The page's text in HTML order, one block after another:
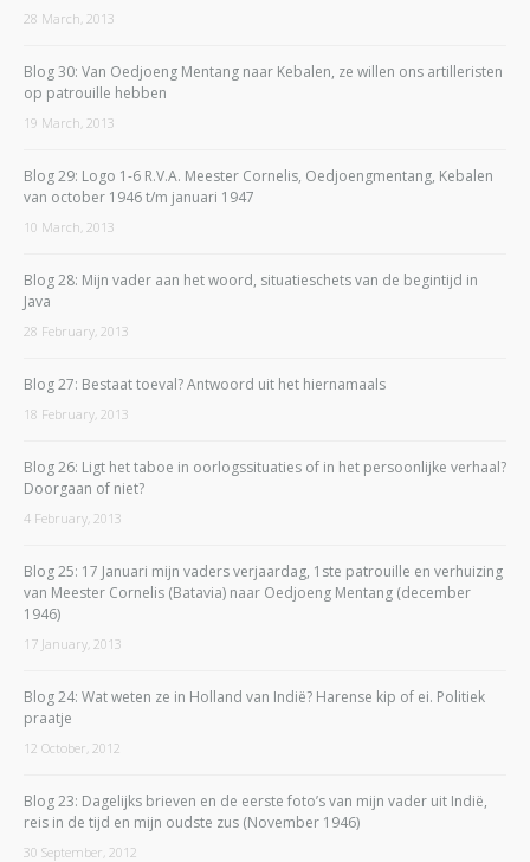
28 March, 2013
Blog 30: Van Oedjoeng Mentang naar Kebalen, ze willen ons artilleristen
op patrouille hebben
19 March, 2013
Blog 29: Logo 1-6 R.V.A. Meester Cornelis, Oedjoengmentang, Kebalen
van october 1946 t/m januari 1947
10 March, 2013
Blog 28: Mijn vader aan het woord, situatieschets van de begintijd in
Java
28 February, 2013
Blog 27: Bestaat toeval? Antwoord uit het hiernamaals
18 February, 2013
Blog 26: Ligt het taboe in oorlogssituaties of in het persoonlijke verhaal?
Doorgaan of niet?
4 February, 2013
Blog 25: 17 Januari mijn vaders verjaardag, 1ste patrouille en verhuizing
van Meester Cornelis (Batavia) naar Oedjoeng Mentang (december
1946)
17 January, 2013
Blog 24: Wat weten ze in Holland van Indië? Harense kip of ei. Politiek
praatje
12 October, 2012
Blog 23: Dagelijks brieven en de eerste foto’s van mijn vader uit Indië,
reis in de tijd en mijn oudste zus (November 1946)
30 September, 2012